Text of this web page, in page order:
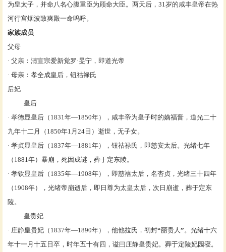
为皇太子，并命八名心腹重臣为顾命大臣。两天后，31岁的咸丰皇帝在热
河行宫烟波致爽殿一命呜呼。
家族成员
父母
· 父亲：淸宣宗爱新觉罗·旻宁 ，即道光帝
· 母亲： 孝全成皇后 ，钮祜禄氏
后妃
皇后
· 孝德显皇后 （1831年—1850年），咸丰帝为皇子时的嫡福晋，道光二十
九年十二月（1850年1月24日）逝世，无子女。
· 孝贞显皇后 （1837年—1881年），钮祜禄氏，即慈安太后。光绪七年
（1881年）暴崩，死因成谜，葬于定东陵。
· 孝钦显皇后（1835年—1908年），即慈禧太后 ，名杏贞，光绪三十四年
（1908年），光绪帝崩逝后，即日尊为太皇太后 ，次日崩逝，葬于定东
陵。
皇贵妃
· 庄静皇贵妃 （1837年—1890年）， 他他拉氏 ，初封“丽贵人”。 光绪十六
年十一月十五日卒，时年五十有四，谥曰庄静皇贵妃。葬于定陵妃园寝。